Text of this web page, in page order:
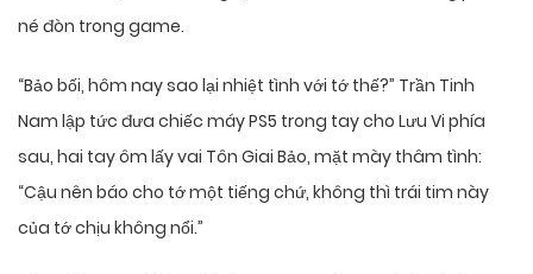
né đòn trong game.
“Bảo bối, hôm nay sao lại nhiệt tình với tớ thế?” Trần Tinh
Nam lập tức đưa chiếc máy PS5 trong tay cho Lưu Vi phía
sau, hai tay ôm lấy vai Tôn Giai Bảo, mặt mày thâm tình:
“Cậu nên báo cho tớ một tiếng chứ, không thì trái tim này
của tớ chịu không nổi.”